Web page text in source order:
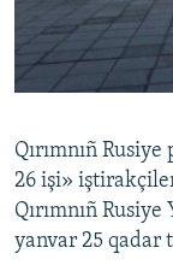
Українською
QOŞULIÑIZ!
RFE/RS bütün
Qırımnıñ
26 işi»
Qırımnıñ
yanvar 25 qadar